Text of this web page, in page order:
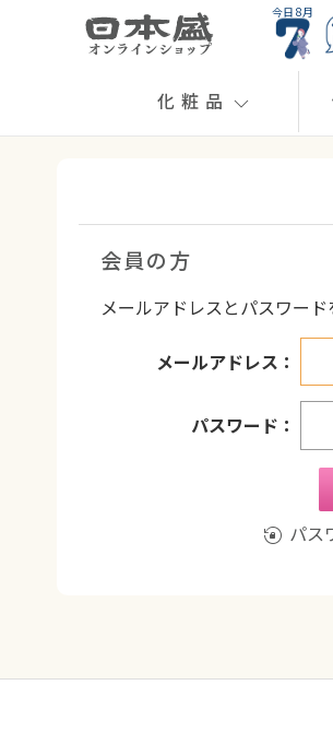
今日 8月
化粧品
会員の方
メールアドレスとパスワー
メールアドレス：
パスワード：
パス